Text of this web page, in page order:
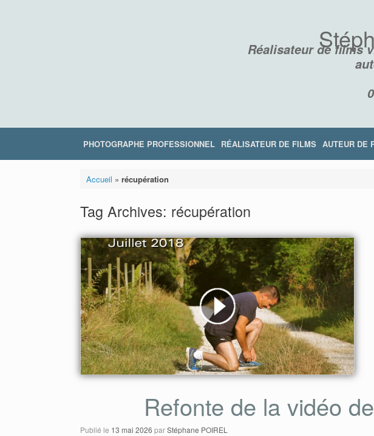
Réalisateur de films
PHOTOGRAPHE PROFESSIONNEL RÉALISATEUR DE FILMS AUTEUR DE
Accueil » récupération
Tag Archives: récupération
Refonte de la vidéo
Publié le 13 mai 2026 parStéphane POIREL
RÉSILIENCE
Résilience
disponible sur
plateformes
Auteur Stéphane POIREL